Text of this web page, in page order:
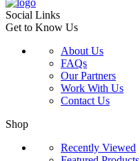
Social Links
Get to Know Us
About Us
FAQs
Our Partners
Work With Us
Contact Us
Shop
Recently Viewed